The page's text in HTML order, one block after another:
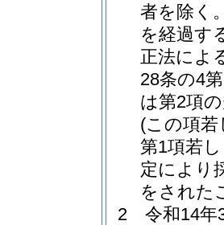
者を除く
を経過す
正法によ
28条の4
は第2項
(この項若
第1項若
定により
をされた
2
令和14年